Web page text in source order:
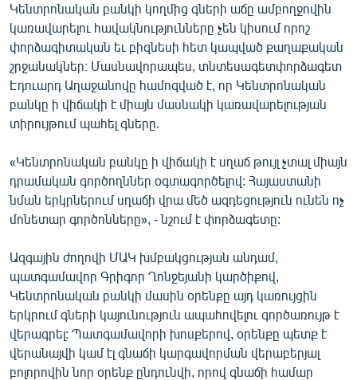
Կենտրոնական բանկի կողմից գների աճը ամբողջովին
կառավարելու հավակնությունները չեն կիսում որոշ
փորձագիտական եւ բիզնեսի հետ կապված քաղաքական
շրջանակներ։ Մասնավորապես, տնտեսագետփորձագետ
Էդուարդ Աղաջանովը համոզված է, որ Կենտրոնական
բանկը ի վիճակի է միայն մասնակի կառավարելության
տիրույթում պահել գները.
«Կենտրոնական բանկը ի վիճակի է սղաճ թույլ չտալ միայն
դրամական գործողններ օգտագործելով: Հայաստանի
նման երկրներում սղաճի վրա մեծ ազդեցություն ունեն ոչ
մոնետար գործոնները», - նշում է փորձագետը:
Ազգային ժողովի ՄԱԿ խմբակցության անդամ,
պատգամավոր Գրիգոր Ղոնջեյանի կարծիքով,
Կենտրոնական բանկի մասին օրենքը այդ կառույցին
երկրում գների կայունություն ապահովելու գործառույթ է
վերագրել: Պատգամավորի խոսքերով, օրենքը պետք է
վերանայվի կամ էլ գնաճի կարգավորման վերաբերյալ
բոլորովին նոր օրենք ընդունվի, որով գնաճի համար